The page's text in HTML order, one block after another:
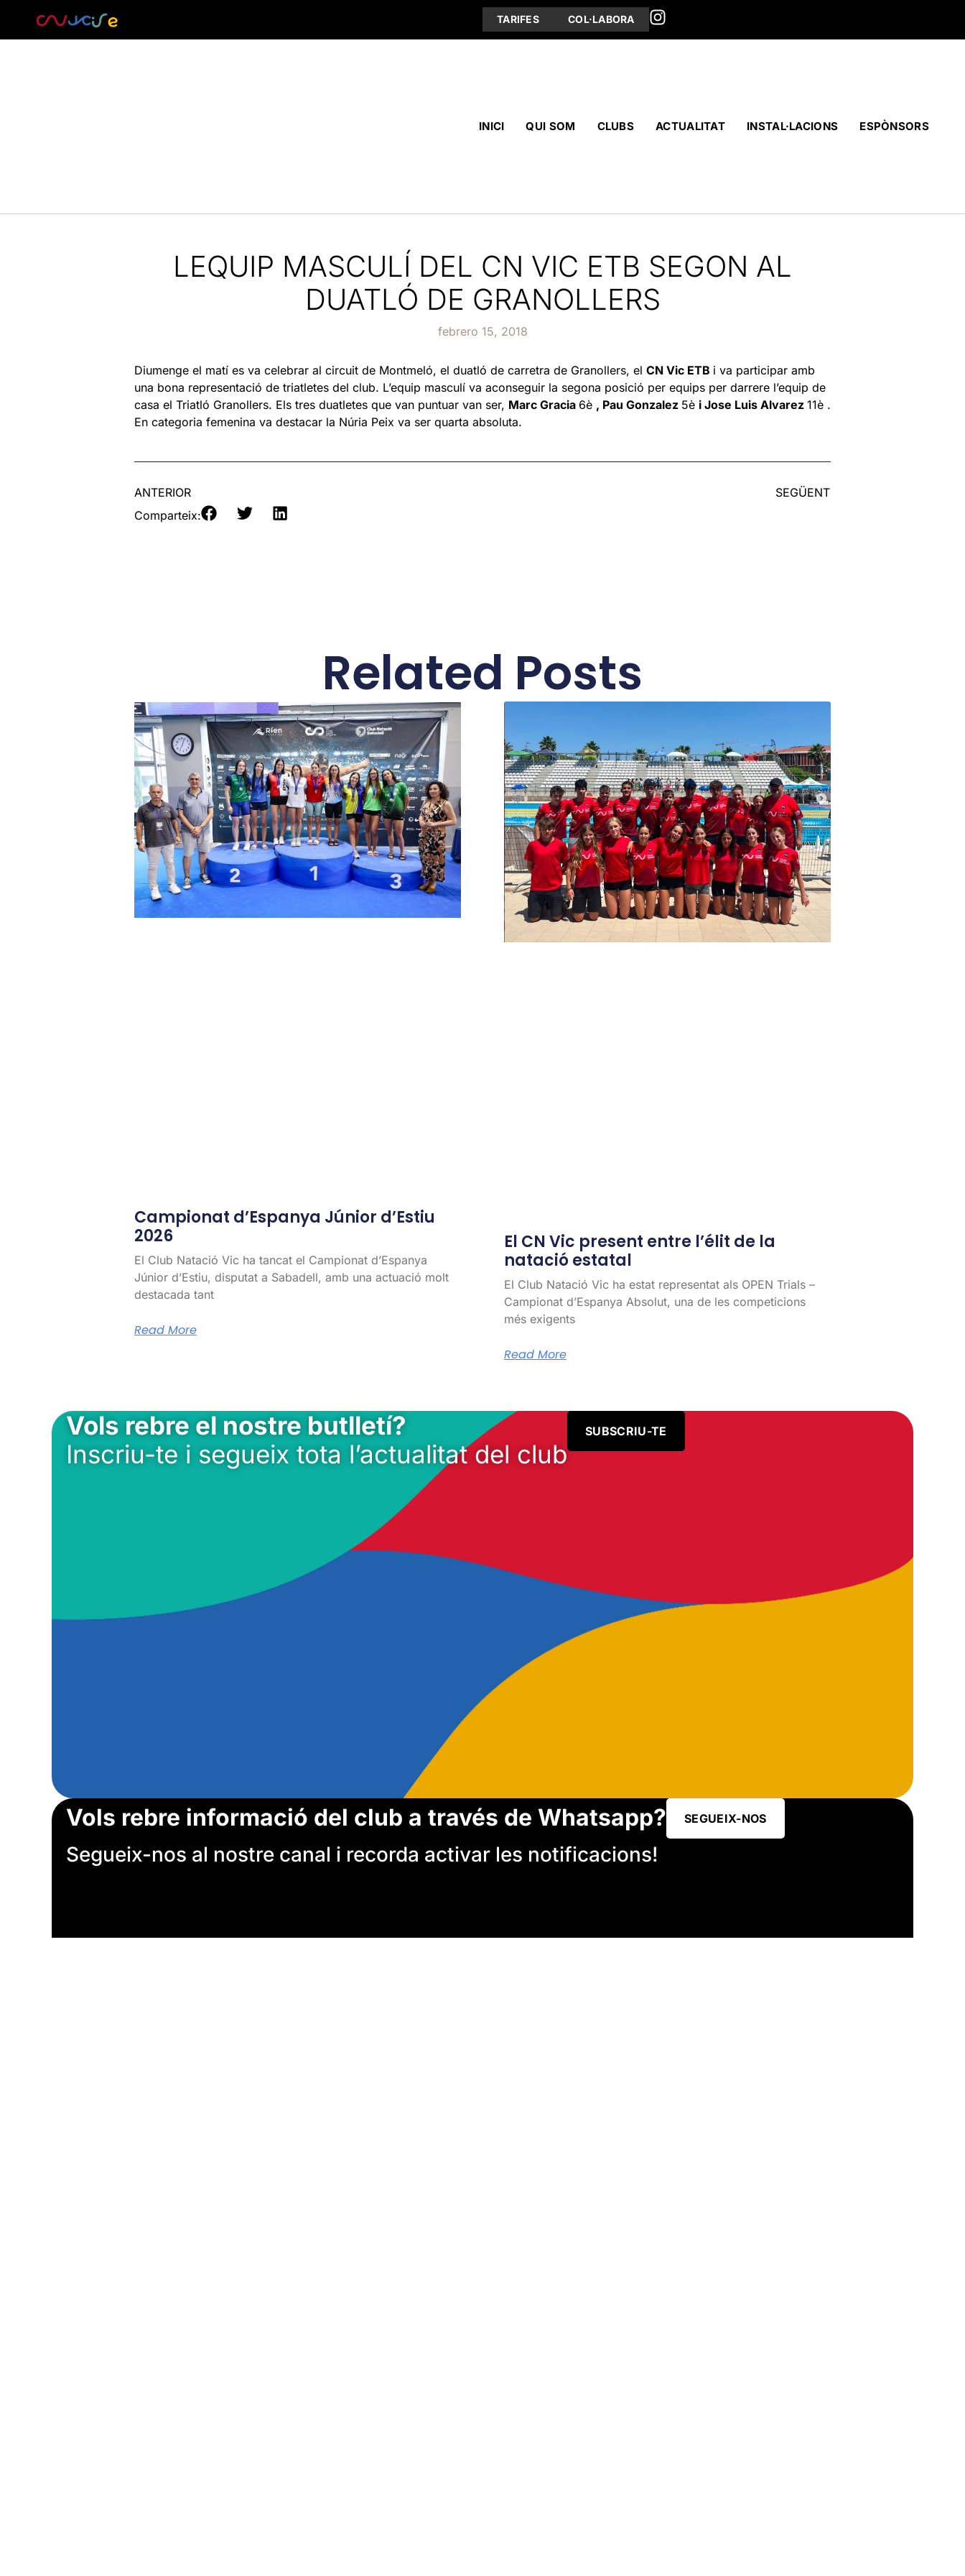
TARIFES COL·LABORA
INICI QUI SOM CLUBS ACTUALITAT INSTAL·LACIONS ESPÒNSORS
LEQUIP MASCULÍ DEL CN VIC ETB SEGON AL
DUATLÓ DE GRANOLLERS
febrero 15, 2018
Diumenge el matí es va celebrar al circuit de Montmeló, el duatló de carretra de Granollers, el CN Vic ETB i va participar amb
una bona representació de triatletes del club. L’equip masculí va aconseguir la segona posició per equips per darrere l’equip de
casa el Triatló Granollers. Els tres duatletes que van puntuar van ser, Marc Gracia 6è , Pau Gonzalez 5è i Jose Luis Alvarez 11è .
En categoria femenina va destacar la Núria Peix va ser quarta absoluta.
ANTERIOR
SEGÜENT
Comparteix:
Related Posts
Campionat d’Espanya Júnior d’Estiu
2026
El Club Natació Vic ha tancat el Campionat d’Espanya
Júnior d’Estiu, disputat a Sabadell, amb una actuació molt
destacada tant
Read More
El CN Vic present entre l’élit de la
natació estatal
El Club Natació Vic ha estat representat als OPEN Trials –
Campionat d’Espanya Absolut, una de les competicions
més exigents
Read More
Vols rebre el nostre butlletí?
Inscriu-te i segueix tota l’actualitat del club
SUBSCRIU-TE
Vols rebre informació del club a través de Whatsapp?
Segueix-nos al nostre canal i recorda activar les notificacions!
SEGUEIX-NOS